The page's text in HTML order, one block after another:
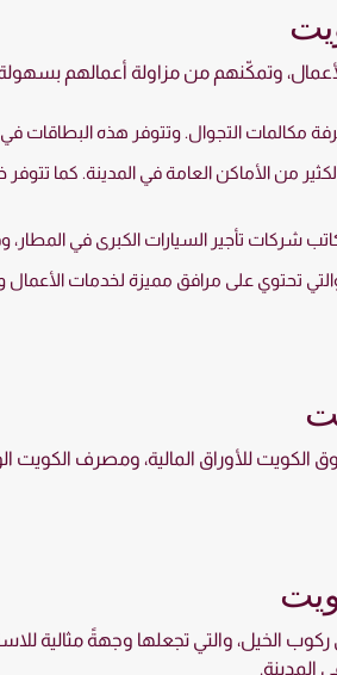
وتمكّنهم من مزاولة أعمالهم
التجوال. وتتوفر هذه البطاقات في
شركات تأجير السيارات الكبرى في
تحتوي على مرافق مميزة لخدمات الأعمال
للأوراق المالية، ومصرف الكويت
الخيل، والتي تجعلها وجهةً مثالية
المدينة.